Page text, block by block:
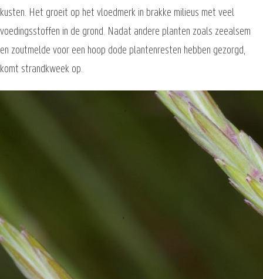
kusten. Het groeit op het vloedmerk in brakke milieus met veel
voedingsstoffen in de grond. Nadat andere planten zoals zeealsem
en zoutmelde voor een hoop dode plantenresten hebben gezorgd,
komt strandkweek op.